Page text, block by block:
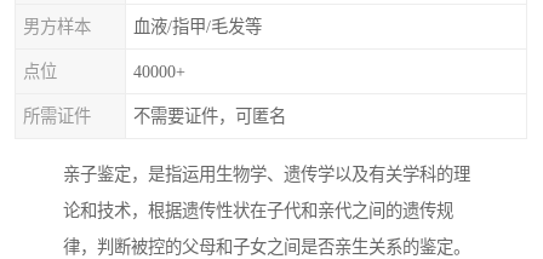
男方样本 血液/指甲/毛发等
点位 40000+
所需证件 不需要证件，可匿名
亲子鉴定，是指运用生物学、遗传学以及有关学科的理
论和技术，根据遗传性状在子代和亲代之间的遗传规
律，判断被控的父母和子女之间是否亲生关系的鉴定。